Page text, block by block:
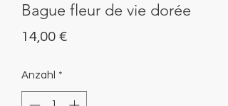
Bague fleur de vie dorée
14,00 €Preis
Anzahl *